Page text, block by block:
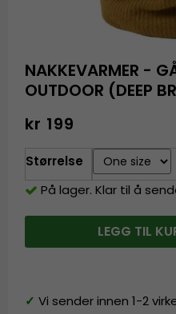
NAKKEVARMER -
OUTDOOR (DEEP
kr 199
Størrelse
På lager. Klar til å
LEGG TIL
✓ Vi sender innen 1-2